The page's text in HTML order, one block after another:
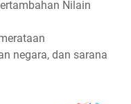
Nilain
negara, dan sarana